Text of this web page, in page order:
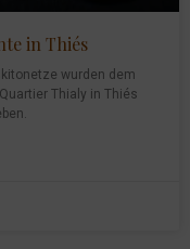
in Thiés
wurden dem
Thialy in Thiés